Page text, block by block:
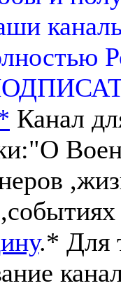
Канал
.* Для